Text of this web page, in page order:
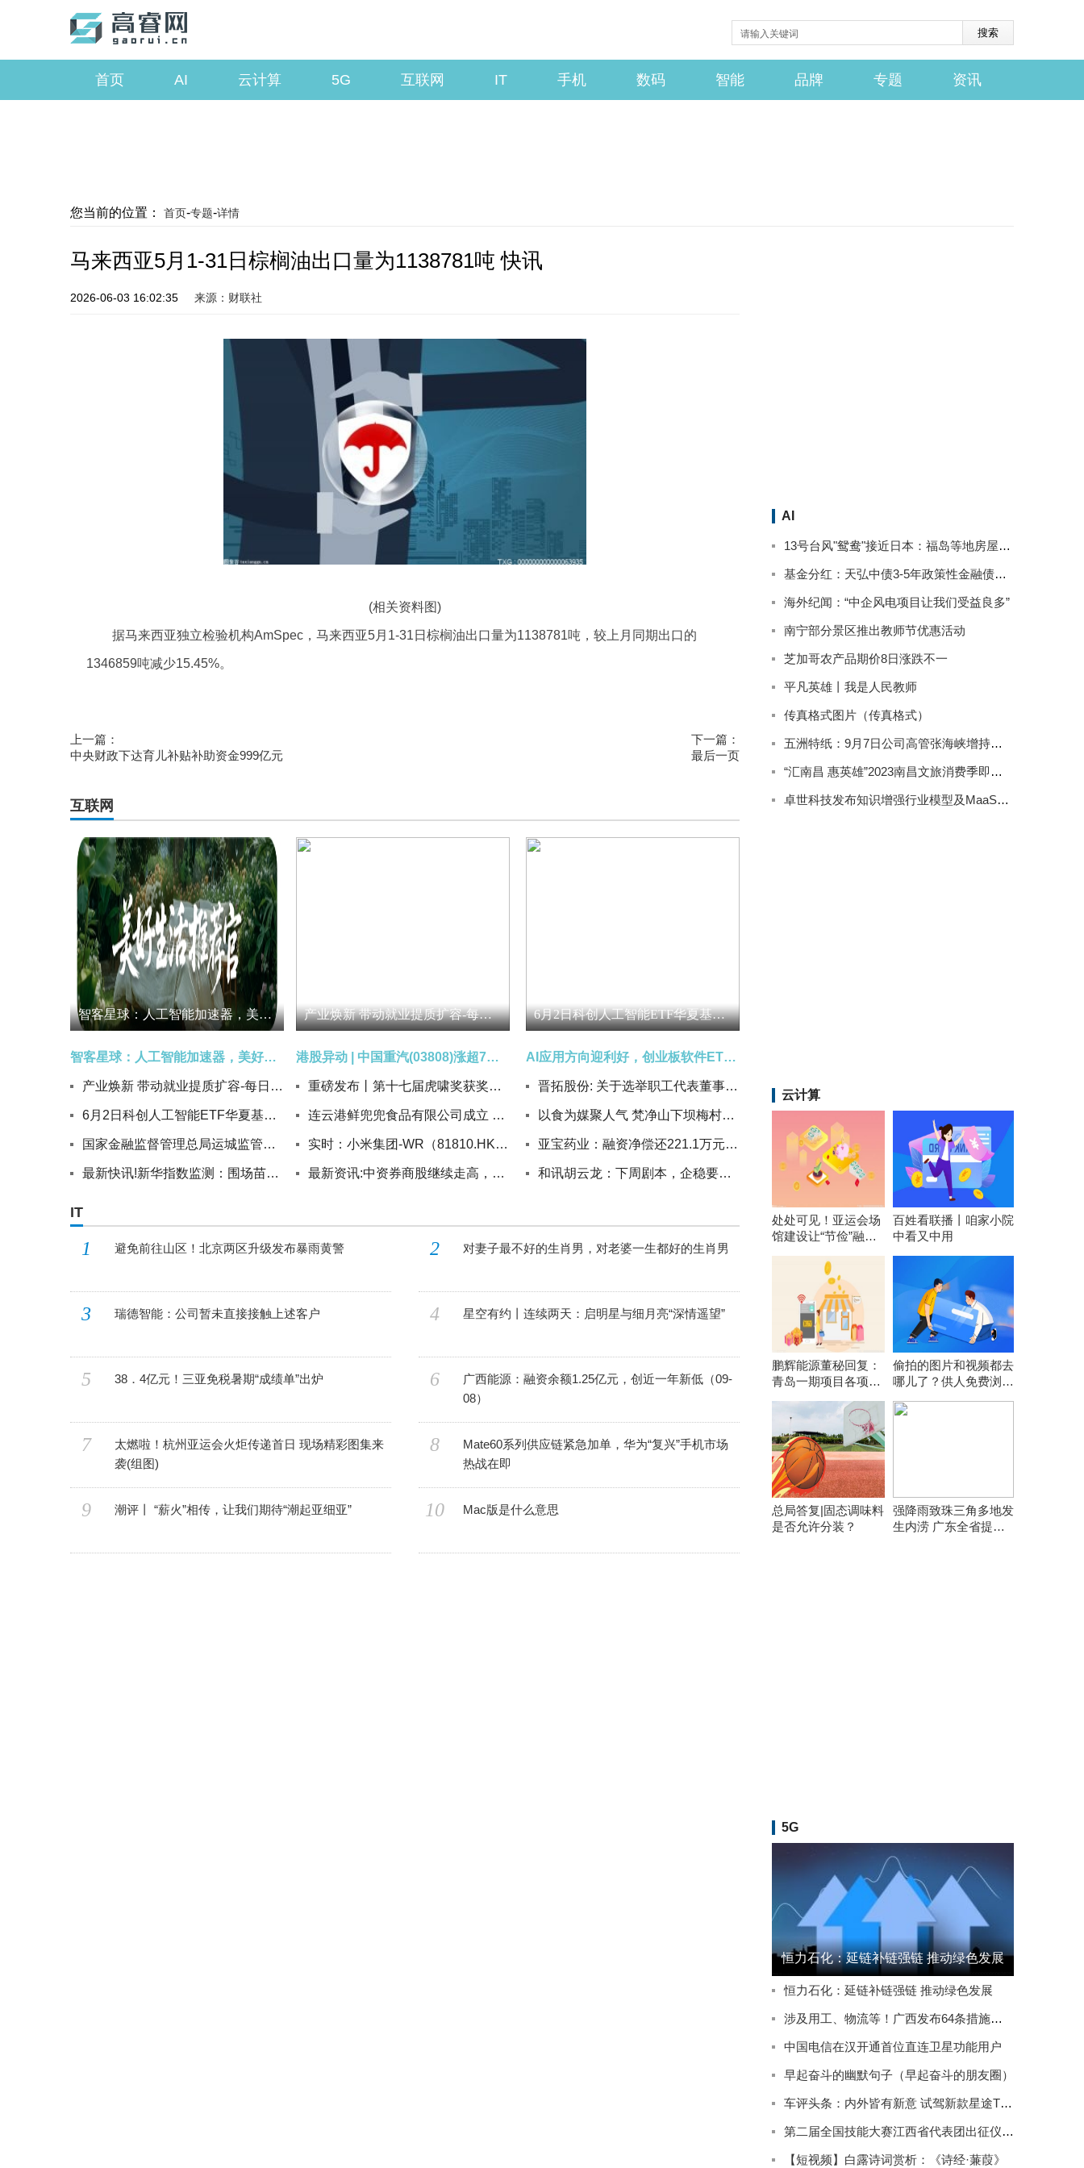
首页 AI 云计算 5G 互联网 IT 手机 数码 智能 品牌 专题 资讯
您当前的位置： 首页-专题-详情
马来西亚5月1-31日棕榈油出口量为1138781吨 快讯
2026-06-03 16:02:35 来源：财联社
(相关资料图)
据马来西亚独立检验机构AmSpec，马来西亚5月1-31日棕榈油出口量为1138781吨，较上月同期出口的
1346859吨减少15.45%。
上一篇：
中央财政下达育儿补贴补助资金999亿元
下一篇：
最后一页
互联网
智客星球：人工智能加速器，美好生活推荐官
智客星球：人工智能加速器，美好生活推荐官
产业焕新 带动就业提质扩容-每日简讯
6月2日科创人工智能ETF华夏基金份额减少1800万份，重仓股芯原股份、寒武纪、澜起科技
国家金融监督管理总局运城监管分局核准王煜欧中国工商银行股份有限公司运城分行行长助理任职资格
最新快讯!新华指数监测：围场苗木油松苗、樟子松苗和云杉苗价格一升两降
产业焕新 带动就业提质扩容-每日简讯
港股异动 | 中国重汽(03808)涨超7% 5月重卡市场实现“三连涨” 每日热闻
重磅发布丨第十七届虎啸奖获奖榜单正式发布！
连云港鲜兜兜食品有限公司成立 注册资本10万人民币
实时：小米集团-WR（81810.HK）6月1日收盘涨2.48%
最新资讯:中资券商股继续走高，截至发稿，国泰海通(02611.HK)涨5.13%，报13.73港元
6月2日科创人工智能ETF华夏基金份额减少1800万份，重仓股芯原股份、寒武纪、澜起科技
AI应用方向迎利好，创业板软件ETF富国（159107）早盘涨逾4% 焦点资讯
晋拓股份: 关于选举职工代表董事的公告
以食为媒聚人气 梵净山下坝梅村厨激活乡村文旅 快讯
亚宝药业：融资净偿还221.1万元，融资余额2.29亿元|今日关注
和讯胡云龙：下周剧本，企稳要来？_焦点
IT
1 避免前往山区！北京两区升级发布暴雨黄警 2 对妻子最不好的生肖男，对老婆一生都好的生肖男
3 瑞德智能：公司暂未直接接触上述客户 4 星空有约丨连续两天：启明星与细月亮“深情遥望”
5 38．4亿元！三亚免税暑期“成绩单”出炉 6
广西能源：融资余额1.25亿元，创近一年新低（09-
08）
7
太燃啦！杭州亚运会火炬传递首日 现场精彩图集来
袭(组图)
8
Mate60系列供应链紧急加单，华为“复兴”手机市场
热战在即
9 潮评丨 “薪火”相传，让我们期待“潮起亚细亚” 10 Mac版是什么意思
AI
13号台风"鸳鸯"接近日本：福岛等地房屋被淹停电 已致2人死亡
基金分红：天弘中债3-5年政策性金融债基金9月13日分红
海外纪闻：“中企风电项目让我们受益良多”
南宁部分景区推出教师节优惠活动
芝加哥农产品期价8日涨跌不一
平凡英雄丨我是人民教师
传真格式图片（传真格式）
五洲特纸：9月7日公司高管张海峡增持公司股份合计2000股
“汇南昌 惠英雄”2023南昌文旅消费季即将精彩来袭
卓世科技发布知识增强行业模型及MaaS产品系列
云计算
处处可见！亚运会场
馆建设让“节俭”融入
百姓看联播丨咱家小院
中看又中用
鹏辉能源董秘回复：
青岛一期项目各项前
进，计划年内开工建
偷拍的图片和视频都去
哪儿了？供人免费浏览
总局答复|固态调味料
是否允许分装？
强降雨致珠三角多地发
生内涝 广东全省提前
5G
恒力石化：延链补链强链 推动绿色发展
恒力石化：延链补链强链 推动绿色发展
涉及用工、物流等！广西发布64条措施推动实体经济高质量发展
中国电信在汉开通首位直连卫星功能用户
早起奋斗的幽默句子（早起奋斗的朋友圈）
车评头条：内外皆有新意 试驾新款星途TXL四驱星尊版
第二届全国技能大赛江西省代表团出征仪式在南昌举行
【短视频】白露诗词赏析：《诗经·蒹葭》